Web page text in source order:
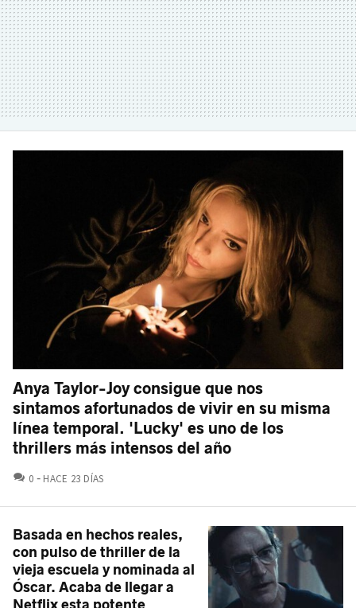
Anya Taylor-Joy consigue que nos
sintamos afortunados de vivir en su misma
línea temporal. 'Lucky' es uno de los
thrillers más intensos del año
0 COMENTARIOS
HACE 23 DÍAS
Basada en hechos reales,
con pulso de thriller de la
vieja escuela y nominada al
Óscar. Acaba de llegar a